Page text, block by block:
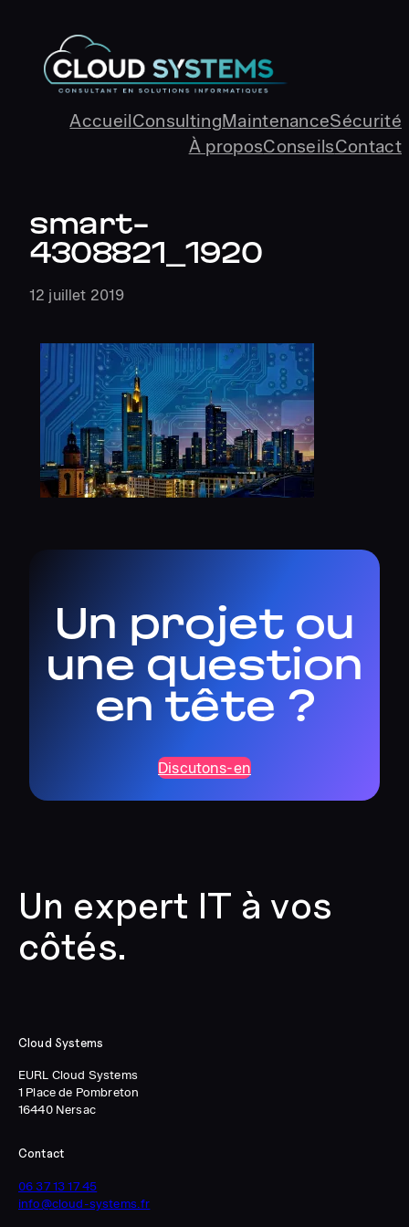
contenu
AccueilConsultingMaintenanceSécurité
À proposConseilsContact
smart-
4308821_1920
12 juillet 2019
Un projet ou
une question
en tête ?
Discutons-en
Un expert IT à vos
côtés.
Cloud Systems
EURL Cloud Systems
1 Place de Pombreton
16440 Nersac
Contact
06 37 13 17 45
info@cloud-systems.fr